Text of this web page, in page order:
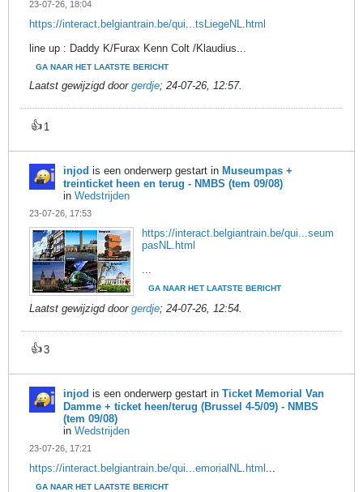
23-07-26, 18:04
https://interact.belgiantrain.be/qui...tsLiegeNL.html
line up : Daddy K/Furax Kenn Colt /Klaudius...
GA NAAR HET LAATSTE BERICHT
Laatst gewijzigd door gerdje; 24-07-26, 12:57.
👍 1
injod is een onderwerp gestart in Museumpas +
treinticket heen en terug - NMBS (tem 09/08)
in Wedstrijden
23-07-26, 17:53
https://interact.belgiantrain.be/qui...seum
pasNL.html
...
GA NAAR HET LAATSTE BERICHT
Laatst gewijzigd door gerdje; 24-07-26, 12:54.
👍3
injod is een onderwerp gestart in Ticket Memorial Van
Damme + ticket heen/terug (Brussel 4-5/09) - NMBS
(tem 09/08)
in Wedstrijden
23-07-26, 17:21
https://interact.belgiantrain.be/qui...emorialNL.html ...
GA NAAR HET LAATSTE BERICHT